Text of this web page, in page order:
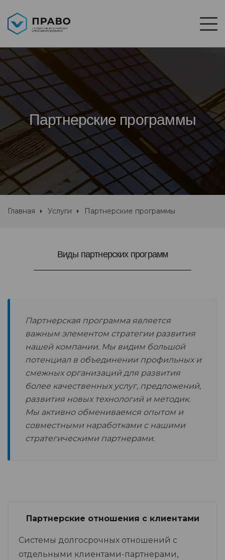
Партнерские программы
Главная Услуги Партнерские программы
Виды партнерских программ
Партнерская программа является
важным элементом стратегии развития
нашей компании. Мы видим большой
потенциал в объединении профильных и
смежных организаций для развития
более качественных услуг, предложений,
развития новых технологий и методик.
Мы активно обмениваемся опытом и
совместными наработками с нашими
стратегическими партнерами.
Партнерские отношения с клиентами
Системы долгосрочных отношений с
отдельными клиентами-партнерами,